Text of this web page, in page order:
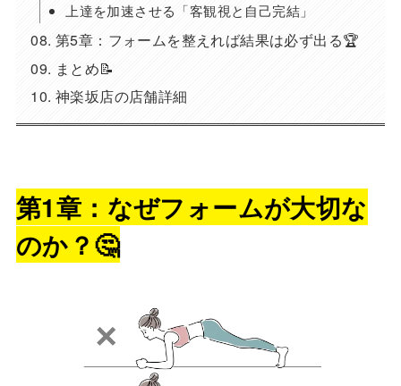
上達を加速させる「客観視と自己完結」
第5章：フォームを整えれば結果は必ず出る🏆
まとめ📝
神楽坂店の店舗詳細
第1章：なぜフォームが大切な
のか？🤔